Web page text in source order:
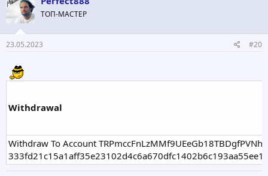
и
и
:
ТОП-МАСТЕР
23.05.2023 #20
Withdrawal
Withdraw To Account